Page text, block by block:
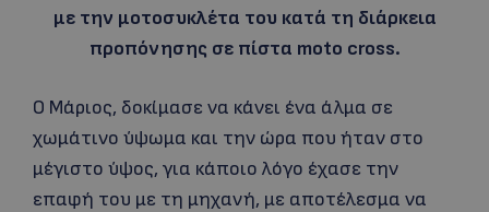
με την μοτοσυκλέτα του κατά τη διάρκεια
προπόνησης σε πίστα moto cross.
Ο Μάριος, δοκίμασε να κάνει ένα άλμα σε
χωμάτινο ύψωμα και την ώρα που ήταν στο
μέγιστο ύψος, για κάποιο λόγο έχασε την
επαφή του με τη μηχανή, με αποτέλεσμα να